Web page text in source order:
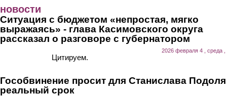
новости
Ситуация с бюджетом «непростая, мягко
выражаясь» - глава Касимовского округа
рассказал о разговоре с губернатором
2026 февраля 4 , среда ,
Цитируем.
Гособвинение просит для Станислава Подоля
реальный срок